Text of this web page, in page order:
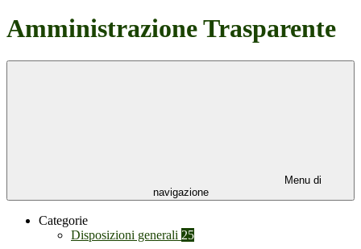
Amministrazione Trasparente
Menu di
navigazione
Categorie
Disposizioni generali 25